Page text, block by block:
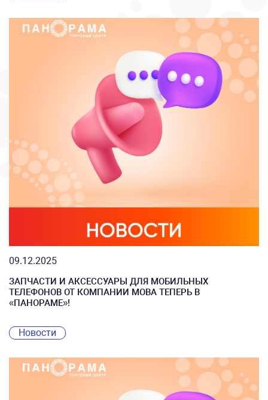
09.12.2025
ЗАПЧАСТИ И АКСЕССУАРЫ ДЛЯ МОБИЛЬНЫХ
ТЕЛЕФОНОВ ОТ КОМПАНИИ MOBA ТЕПЕРЬ В
«ПАНОРАМЕ»!
Новости